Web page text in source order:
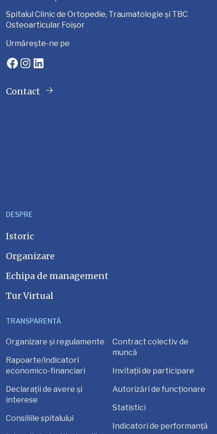
Spitalul Clinic de Ortopedie, Traumatologie și TBC
Osteoarticular Foișor
Urmărește-ne pe
Facebook Instagram
Contact
DESPRE
Istoric
Organizare
Echipa de management
Tur Virtual
TRANSPARENȚĂ
Organizare și regulamente
Rapoarte/indicatori
economico-financiari
Declarații de avere și
interese
Consiliile spitalului
Contract colectiv de
muncă
Invitații de participare
Autorizări de funcționare
Statistici
Indicatori de performanță